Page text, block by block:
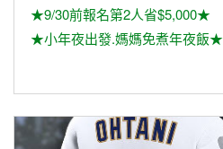
★9/30前報名第2人省$5,000★
★小年夜出發.媽媽免煮年夜飯★